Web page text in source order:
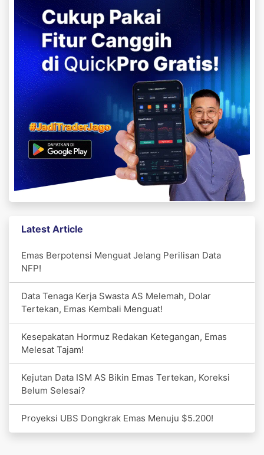
Latest Article
Emas Berpotensi Menguat Jelang Perilisan Data
NFP!
Data Tenaga Kerja Swasta AS Melemah, Dolar
Tertekan, Emas Kembali Menguat!
Kesepakatan Hormuz Redakan Ketegangan, Emas
Melesat Tajam!
Kejutan Data ISM AS Bikin Emas Tertekan, Koreksi
Belum Selesai?
Proyeksi UBS Dongkrak Emas Menuju $5.200!